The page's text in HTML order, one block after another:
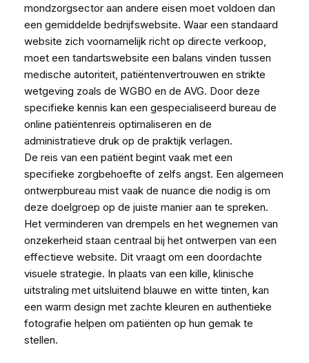
mondzorgsector aan andere eisen moet voldoen dan
een gemiddelde bedrijfswebsite. Waar een standaard
website zich voornamelijk richt op directe verkoop,
moet een tandartswebsite een balans vinden tussen
medische autoriteit, patiëntenvertrouwen en strikte
wetgeving zoals de WGBO en de AVG. Door deze
specifieke kennis kan een gespecialiseerd bureau de
online patiëntenreis optimaliseren en de
administratieve druk op de praktijk verlagen.
De reis van een patiënt begint vaak met een
specifieke zorgbehoefte of zelfs angst. Een algemeen
ontwerpbureau mist vaak de nuance die nodig is om
deze doelgroep op de juiste manier aan te spreken.
Het verminderen van drempels en het wegnemen van
onzekerheid staan centraal bij het ontwerpen van een
effectieve website. Dit vraagt om een doordachte
visuele strategie. In plaats van een kille, klinische
uitstraling met uitsluitend blauwe en witte tinten, kan
een warm design met zachte kleuren en authentieke
fotografie helpen om patiënten op hun gemak te
stellen.